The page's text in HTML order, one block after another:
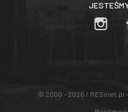
© 2000 - 2026 / RESinet.pl